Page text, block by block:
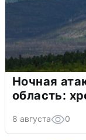
Ночная
область:
8 августа 0